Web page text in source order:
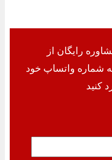
رایگان از
118 ترکیه شماره واتساپ خود
کنید